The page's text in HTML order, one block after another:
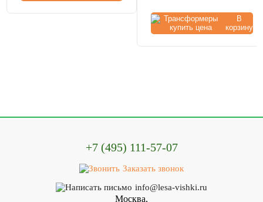
В
корзину
+7 (495) 111-57-07
Заказать звонок
info@lesa-vishki.ru
Москва,